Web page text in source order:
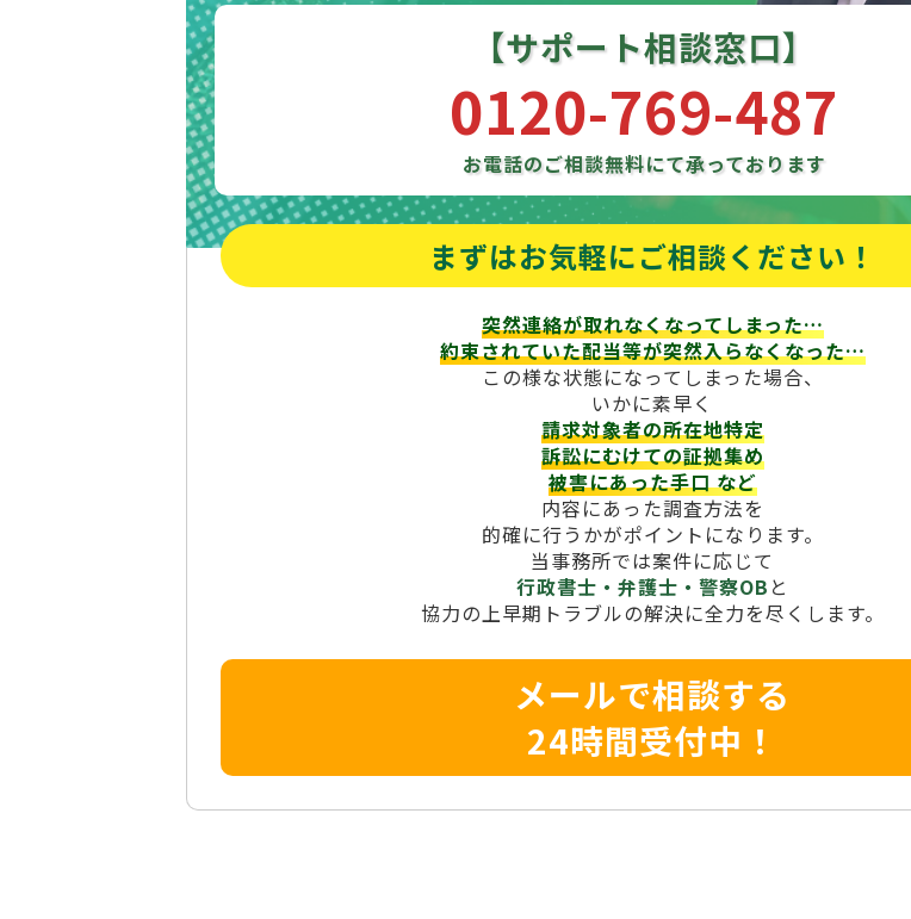
【サポート相談窓口】
0120-769-487
お電話のご相談無料にて承っております
まずはお気軽にご相談ください！
突然連絡が取れなくなってしまった…
約束されていた配当等が突然入らなくなった…
この様な状態になってしまった場合、
いかに素早く
請求対象者の所在地特定
訴訟にむけての証拠集め
被害にあった手口など
内容にあった調査方法を
的確に行うかがポイントになります。
当事務所では案件に応じて
行政書士・弁護士・警察OB と
協力の上早期トラブルの解決に全力を尽くします。
メールで相談する
24時間受付中！